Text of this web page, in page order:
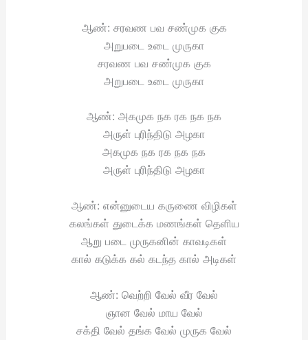
ஆண்: சரவண பவ சண்முக குக
அறுபடை உடை முருகா
சரவண பவ சண்முக குக
அறுபடை உடை முருகா
ஆண்: அகமுக நக ரக நக நக
அருள் புரிந்திடு அழகா
அகமுக நக ரக நக நக
அருள் புரிந்திடு அழகா
ஆண்: என்னுடைய கருணை விழிகள்
கலங்கள் துடைக்க மணங்கள் தெளிய
ஆறு படை முருகனின் காவடிகள்
கால் கடுக்க கல் கடந்த கால் அடிகள்
ஆண்: வெற்றி வேல் வீர வேல்
ஞான வேல் மாய வேல்
சக்தி வேல் தங்க வேல் முருக வேல்